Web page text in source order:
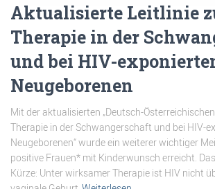
Aktualisierte Leitlinie
Therapie in der
und bei HIV-
Neugeborenen
Mit der aktualisierten „Deutsch-
Therapie in der Schwangerschaft und bei HIV-
Neugeborenen“ wurde ein weiterer wichtiger
positive Frauen* mit Kinderwunsch erreicht.
Kürze: Unter wirksamer Therapie ist HIV nicht